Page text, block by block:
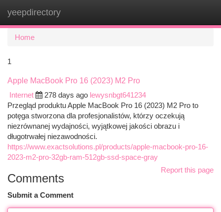
yeepdirectory
Home
1
Apple MacBook Pro 16 (2023) M2 Pro
Internet
278 days ago lewysnbgt641234
Przegląd produktu Apple MacBook Pro 16 (2023) M2 Pro to
potęga stworzona dla profesjonalistów, którzy oczekują
niezrównanej wydajności, wyjątkowej jakości obrazu i
długotrwałej niezawodności.
https://www.exactsolutions.pl/products/apple-macbook-pro-16-
2023-m2-pro-32gb-ram-512gb-ssd-space-gray
Report this page
Comments
Submit a Comment